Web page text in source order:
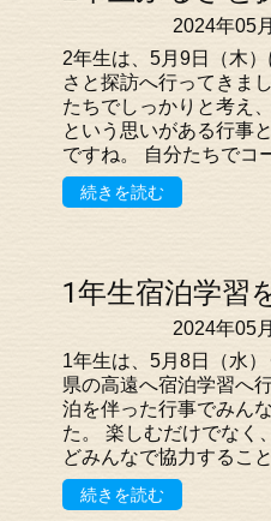
2024年05
2年生は、5月9日（木
さと探訪へ行ってきま
たちでしっかりと考え
という思いがある行事
ですね。 自分たちでコ
続きを読む
1年生宿泊学習
2024年05
1年生は、5月8日（水
県の高遠へ宿泊学習へ
泊を伴った行事でみん
た。 楽しむだけでなく
どみんなで協力するこ
続きを読む